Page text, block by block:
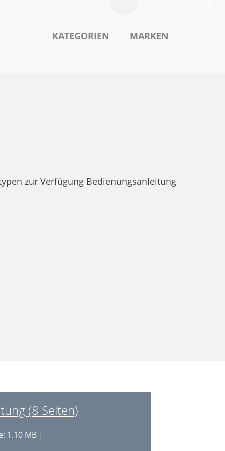
KATEGORIEN MARKEN
zur Verfügung Bedienungsanleitung
(8 Seiten)
1.10 MB |